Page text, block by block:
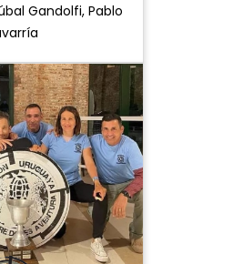
Gandolfi, Pablo